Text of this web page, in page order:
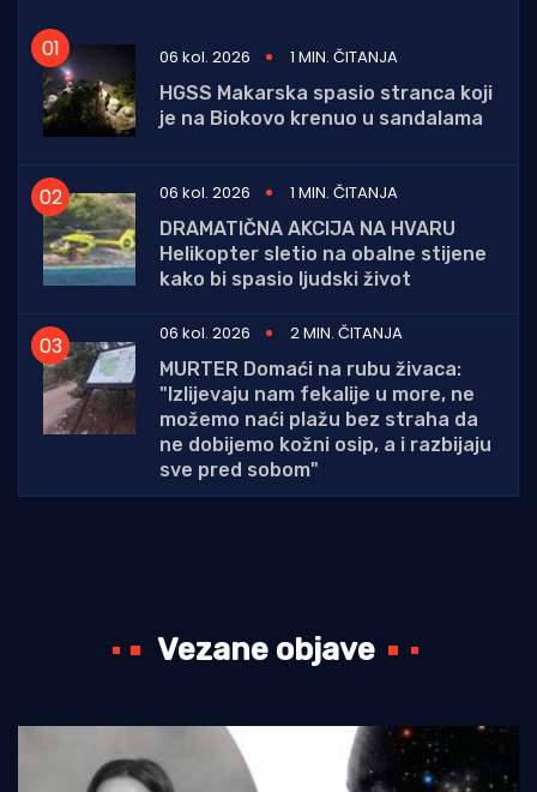
06 kol. 2026
1 MIN. ČITANJA
HGSS Makarska spasio stranca koji
je na Biokovo krenuo u sandalama
06 kol. 2026
1 MIN. ČITANJA
DRAMATIČNA AKCIJA NA HVARU
Helikopter sletio na obalne stijene
kako bi spasio ljudski život
06 kol. 2026
2 MIN. ČITANJA
MURTER Domaći na rubu živaca:
"Izlijevaju nam fekalije u more, ne
možemo naći plažu bez straha da
ne dobijemo kožni osip, a i razbijaju
sve pred sobom"
Vezane objave